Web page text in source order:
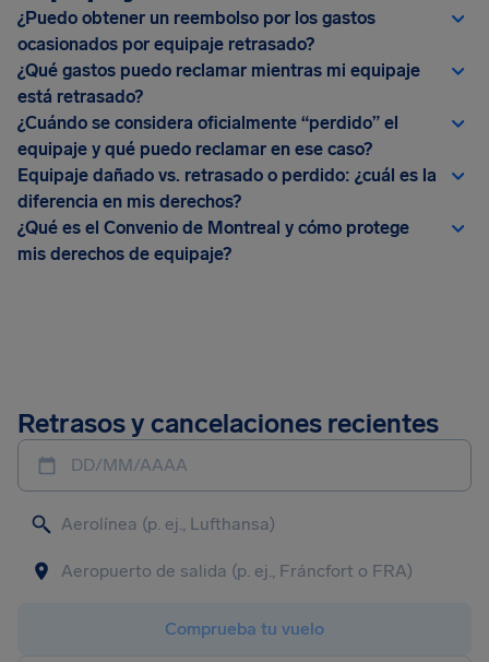
¿Puedo obtener un reembolso por los gastos
ocasionados por equipaje retrasado?
¿Qué gastos puedo reclamar mientras mi equipaje
está retrasado?
¿Cuándo se considera oficialmente “perdido” el
equipaje y qué puedo reclamar en ese caso?
Equipaje dañado vs. retrasado o perdido: ¿cuál es la
diferencia en mis derechos?
¿Qué es el Convenio de Montreal y cómo protege
mis derechos de equipaje?
Retrasos y cancelaciones recientes
DD/MM/AAAA
Comprueba tu vuelo